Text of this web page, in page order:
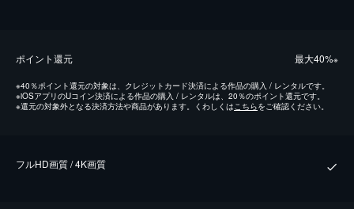
ポイント還元 最⼤40%※
※40％ポイント還元の対象は、クレジットカード決済による作品の購入 / レンタルです。
※iOSアプリのUコイン決済による作品の購入 / レンタルは、20％のポイント還元です。
※還元の対象外となる決済方法や商品があります。くわしくはこちらをご確認ください。
フルHD画質 / 4K画質